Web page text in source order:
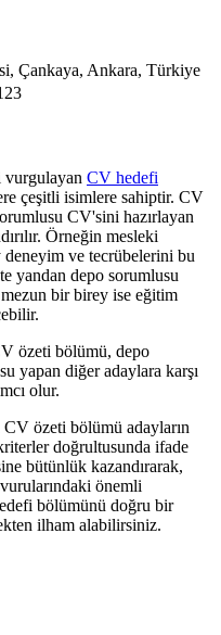
Çankaya, Ankara, Türkiye
vurgulayan CV hedefi
çeşitli isimlere sahiptir. CV
CV'sini hazırlayan
Örneğin mesleki
ve tecrübelerini bu
yandan depo sorumlusu
bir birey ise eğitim
özeti bölümü, depo
yapan diğer adaylara karşı
olur.
CV özeti bölümü adayların
doğrultusunda ifade
bütünlük kazandırarak,
önemli
bölümünü doğru bir
ilham alabilirsiniz.